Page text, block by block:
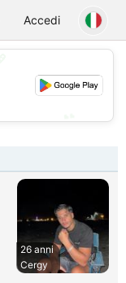
Accedi
26 anni
Cergy